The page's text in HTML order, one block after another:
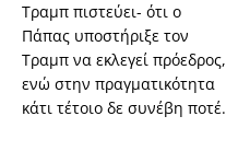
Τραμπ πιστεύει- ότι ο
Πάπας υποστήριξε τον
Τραμπ να εκλεγεί πρόεδρος,
ενώ στην πραγματικότητα
κάτι τέτοιο δε συνέβη ποτέ.